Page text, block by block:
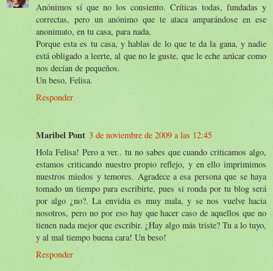
Anónimos sí que no los consiento. Críticas todas, fundadas y
correctas, pero un anónimo que te ataca amparándose en ese
anonimato, en tu casa, para nada.
Porque esta es tu casa, y hablas de lo que te da la gana, y nadie
está obligado a leerte, al que no le guste, que le eche azúcar como
nos decían de pequeños.
Un beso, Felisa.
Responder
Maribel Pont 3 de noviembre de 2009 a las 12:45
Hola Felisa! Pero a ver.. tu no sabes que cuando criticamos algo,
estamos criticando nuestro propio reflejo, y en ello imprimimos
nuestros miedos y temores. Agradece a esa persona que se haya
tomado un tiempo para escribirte, pues si ronda por tu blog será
por algo ¿no?. La envidia es muy mala, y se nos vuelve hacia
nosotros, pero no por eso hay que hacer caso de aquellos que no
tienen nada mejor que escribir. ¿Hay algo más triste? Tu a lo tuyo,
y al mal tiempo buena cara! Un beso!
Responder